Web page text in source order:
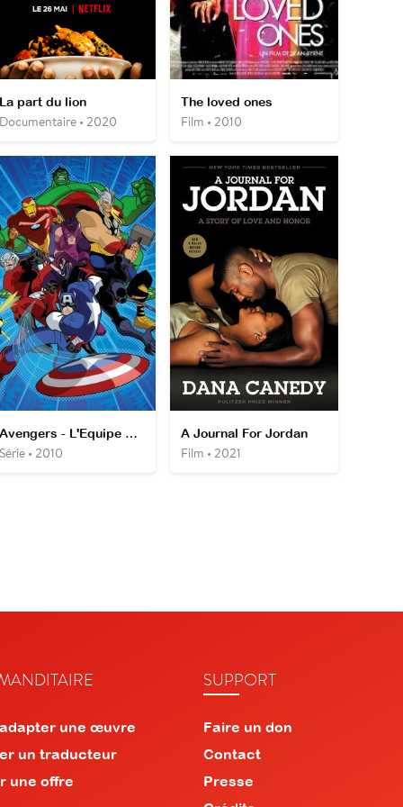
part du lion
• 2020
The loved ones
Film • 2010
Avengers - L'Equipe Des Super-Héros
• 2010
A Journal For Jordan
Film • 2021
une œuvre
un traducteur
une offre
SUPPORT
Faire un don
Contact
Presse